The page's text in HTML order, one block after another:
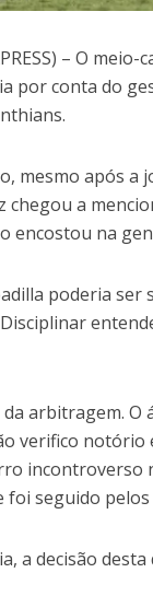
– O
por conta do
mesmo após a
a
encostou na
poderia
da arbitragem.
verifico notório
incontroverso
seguido
a decisão